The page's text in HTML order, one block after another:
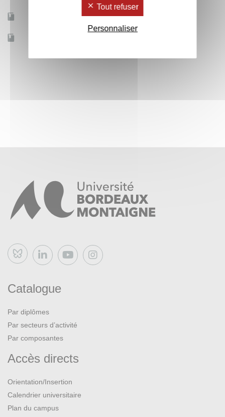
Mobilité d'études Non
Bluesky
Catalogue
Par diplômes
Par secteurs d’activité
Par composantes
Accès directs
Orientation/Insertion
Calendrier universitaire
Plan du campus
Tout refuser
Personnaliser